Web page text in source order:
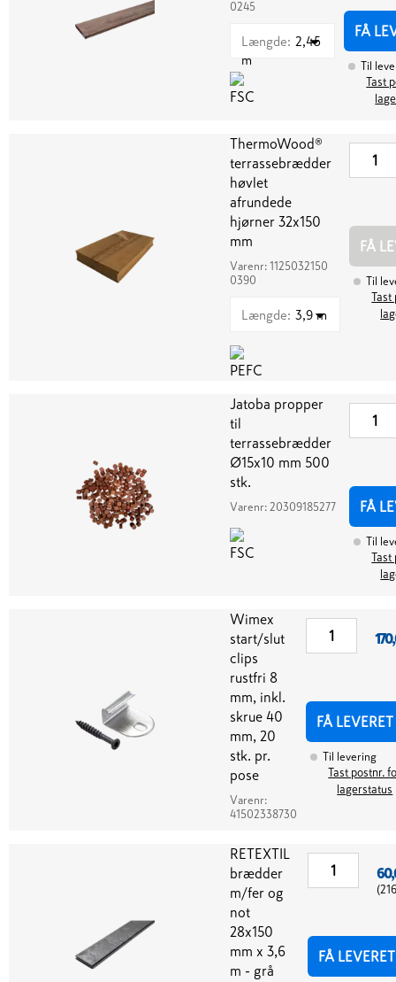
0245
Længde: 2,45
m
FÅ
Til
Tast
ThermoWood®
terrassebrædder
høvlet
afrundede
hjørner 32x150
mm
Varenr: 1125032150
0390
Længde: 3,9 m
FÅ
Til
Tast
Jatoba propper
til
terrassebrædder
Ø15x10 mm 500
stk.
Varenr: 20309185277 FÅ
Til
Tast
Wimex
start/slut
clips
rustfri 8
mm, inkl.
skrue 40
mm, 20
stk. pr.
pose
Varenr:
41502338730
FÅ LEVERET
Til levering
Tast postnr.
lagerstatus
RETEXTIL
brædder
m/fer og
not
28x150
mm x 3,6
m - grå
(
FÅ LEVERET